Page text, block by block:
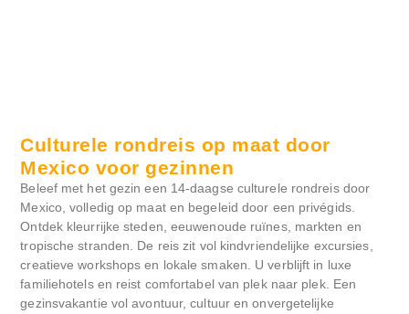
Culturele rondreis op maat door
Mexico voor gezinnen
Beleef met het gezin een 14-daagse culturele rondreis door
Mexico, volledig op maat en begeleid door een privégids.
Ontdek kleurrijke steden, eeuwenoude ruïnes, markten en
tropische stranden. De reis zit vol kindvriendelijke excursies,
creatieve workshops en lokale smaken. U verblijft in luxe
familiehotels en reist comfortabel van plek naar plek. Een
gezinsvakantie vol avontuur, cultuur en onvergetelijke